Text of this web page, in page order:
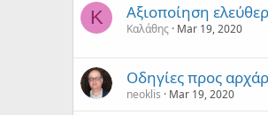
Κ Αξιοποίηση
Καλάθης Mar 19, 2020
Οδηγίες προς
neoklis Mar 19, 2020